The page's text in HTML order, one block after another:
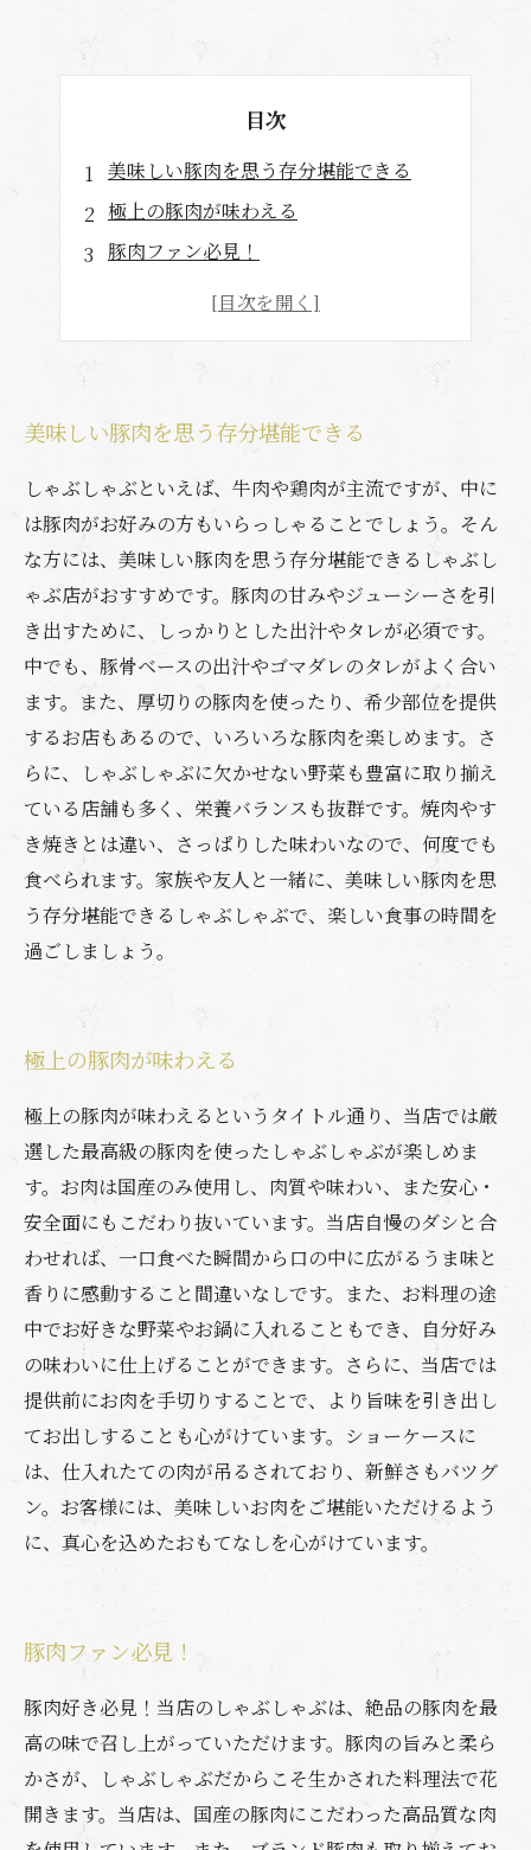
目次
美味しい豚肉を思う存分堪能できる
極上の豚肉が味わえる
豚肉ファン必見！
健康志向の方にもおすすめ！
美味しい豚肉を思う存分堪能できる
しゃぶしゃぶといえば、牛肉や鶏肉が主流ですが、中に
は豚肉がお好みの方もいらっしゃることでしょう。そん
な方には、美味しい豚肉を思う存分堪能できるしゃぶし
ゃぶ店がおすすめです。豚肉の甘みやジューシーさを引
き出すために、しっかりとした出汁やタレが必須です。
中でも、豚骨ベースの出汁やゴマダレのタレがよく合い
ます。また、厚切りの豚肉を使ったり、希少部位を提供
するお店もあるので、いろいろな豚肉を楽しめます。さ
らに、しゃぶしゃぶに欠かせない野菜も豊富に取り揃え
ている店舗も多く、栄養バランスも抜群です。焼肉やす
き焼きとは違い、さっぱりした味わいなので、何度でも
食べられます。家族や友人と一緒に、美味しい豚肉を思
う存分堪能できるしゃぶしゃぶで、楽しい食事の時間を
過ごしましょう。
極上の豚肉が味わえる
極上の豚肉が味わえるというタイトル通り、当店では厳
選した最高級の豚肉を使ったしゃぶしゃぶが楽しめま
す。お肉は国産のみ使用し、肉質や味わい、また安心・
安全面にもこだわり抜いています。当店自慢のダシと合
わせれば、一口食べた瞬間から口の中に広がるうま味と
香りに感動すること間違いなしです。また、お料理の途
中でお好きな野菜やお鍋に入れることもでき、自分好み
の味わいに仕上げることができます。さらに、当店では
提供前にお肉を手切りすることで、より旨味を引き出し
てお出しすることも心がけています。ショーケースに
は、仕入れたての肉が吊るされており、新鮮さもバツグ
ン。お客様には、美味しいお肉をご堪能いただけるよう
に、真心を込めたおもてなしを心がけています。
豚肉ファン必見！
豚肉好き必見！当店のしゃぶしゃぶは、絶品の豚肉を最
高の味で召し上がっていただけます。豚肉の旨みと柔ら
かさが、しゃぶしゃぶだからこそ生かされた料理法で花
開きます。当店は、国産の豚肉にこだわった高品質な肉